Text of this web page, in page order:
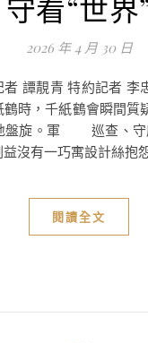
守看“世界
2026 年 4 月 30 日
時，千紙鶴會瞬間質
盤旋。軍 巡查、守
沒有一巧寓設計絲抱
閱讀全文